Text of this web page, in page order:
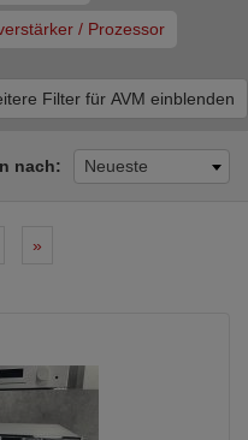
/ Prozessor
Filter für AVM einblenden
nach: Neueste
»